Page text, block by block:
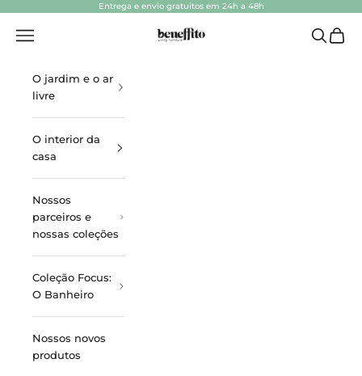
Entrega e envio gratuitos em 24h a 48h
beneffito.com
Abrir navegação AbrirVer
O jardim e o ar
livre
O interior da
casa
Nossos
parceiros e
nossas coleções
Coleção Focus:
O Banheiro
Nossos novos
produtos